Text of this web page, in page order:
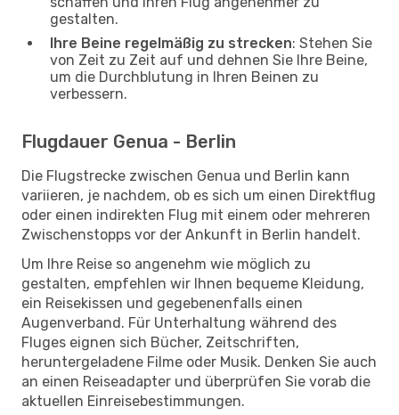
gestalten.
Ihre Beine regelmäßig zu strecken: Stehen Sie
von Zeit zu Zeit auf und dehnen Sie Ihre Beine,
um die Durchblutung in Ihren Beinen zu
verbessern.
Flugdauer Genua - Berlin
Die Flugstrecke zwischen Genua und Berlin kann
variieren, je nachdem, ob es sich um einen Direktflug
oder einen indirekten Flug mit einem oder mehreren
Zwischenstopps vor der Ankunft in Berlin handelt.
Um Ihre Reise so angenehm wie möglich zu
gestalten, empfehlen wir Ihnen bequeme Kleidung,
ein Reisekissen und gegebenenfalls einen
Augenverband. Für Unterhaltung während des
Fluges eignen sich Bücher, Zeitschriften,
heruntergeladene Filme oder Musik. Denken Sie auch
an einen Reiseadapter und überprüfen Sie vorab die
aktuellen Einreisebestimmungen.